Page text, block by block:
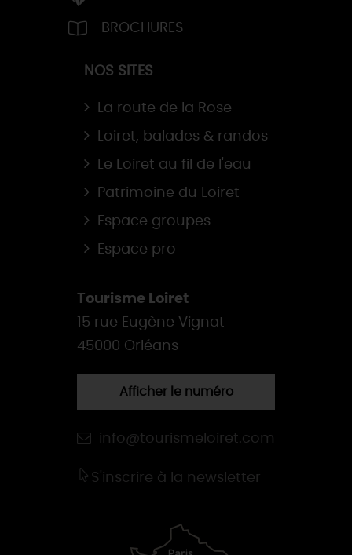
BROCHURES
NOS SITES
La route de la Rose
Loiret, balades & randos
Le Loiret au fil de l'eau
Patrimoine du Loiret
Espace groupes
Espace pro
Tourisme Loiret
15 rue Eugène Vignat
45000 Orléans
Afficher le numéro
info@tourismeloiret.com
S'inscrire à la newsletter